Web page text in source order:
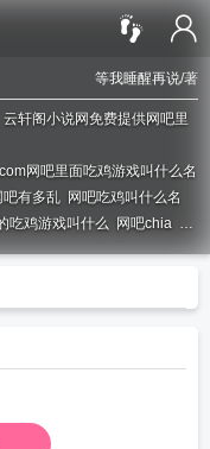
等我睡醒再说/著
轩阁小说网免费提供网吧里
网吧里面吃鸡游戏叫什么名
吧有多乱 网吧吃鸡叫什么名
吃鸡游戏叫什么 网吧chia 网
鸡叫什么名字网吧的吃鸡叫什